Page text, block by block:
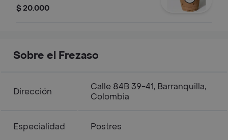
$ 20.000
Sobre el Frezaso
Dirección
Calle 84B 39-41, Barranquilla,
Colombia
Especialidad Postres